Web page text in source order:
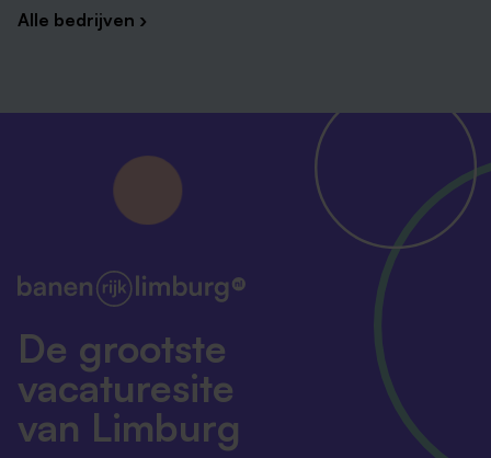
Alle bedrijven ›
De grootste
vacaturesite
van Limburg